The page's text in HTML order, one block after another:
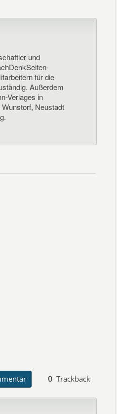
und
für die
Außerdem
Verlages in
Neustadt
0 Trackback